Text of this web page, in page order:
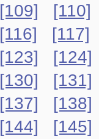
[109]
[110]
[116]
[117]
[123]
[124]
[130]
[131]
[137]
[138]
[144]
[145]